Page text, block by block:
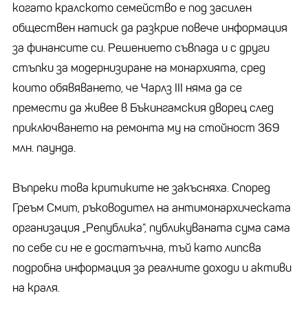
когато кралското семейство е под засилен
обществен натиск да разкрие повече информация
за финансите си. Решението съвпада и с други
стъпки за модернизиране на монархията, сред
които обявяването, че Чарлз III няма да се
премести да живее в Бъкингамския дворец след
приключването на ремонта му на стойност 369
млн. паунда.
Въпреки това критиките не закъсняха. Според
Греъм Смит, ръководител на антимонархическата
организация „Република“, публикуваната сума сама
по себе си не е достатъчна, тъй като липсва
подробна информация за реалните доходи и активи
на краля.